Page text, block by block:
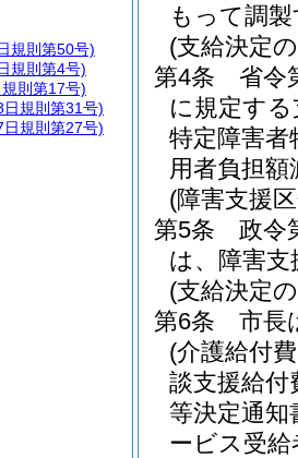
もって調
(支給決定
第4条
省令
に規定す
特定障害
用者負担
(障害支援
第5条
政令
は、障害
(支給決定
第6条
市長
(介護給付
談支援給付
等決定通
ービス受給
規則第50号)
規則第4号)
則第17号)
規則第31号)
規則第27号)